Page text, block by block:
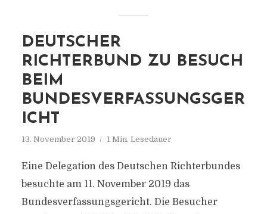
DEUTSCHER
RICHTERBUND ZU BESUCH
BEIM
BUNDESVERFASSUNGSGER
ICHT
13. November 2019 1 Min. Lesedauer
Eine Delegation des Deutschen Richterbundes
besuchte am 11. November 2019 das
Bundesverfassungsgericht. Die Besucher